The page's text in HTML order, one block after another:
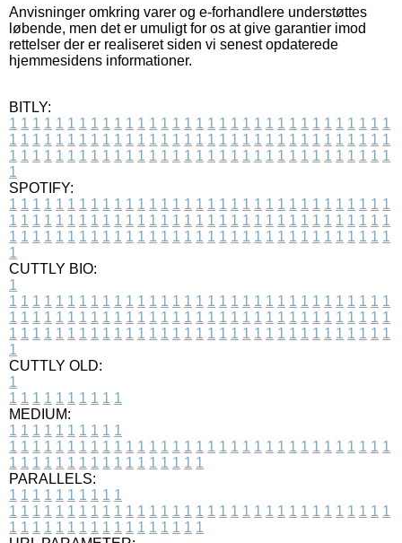
Anvisninger omkring varer og e-forhandlere understøttes
løbende, men det er umuligt for os at give garantier imod
rettelser der er realiseret siden vi senest opdaterede
hjemmesidens informationer.
BITLY:
1 1 1 1 1 1 1 1 1 1 1 1 1 1 1 1 1 1 1 1 1 1 1 1 1 1 1 1 1 1 1 1 1
1 1 1 1 1 1 1 1 1 1 1 1 1 1 1 1 1 1 1 1 1 1 1 1 1 1 1 1 1 1 1 1 1
1 1 1 1 1 1 1 1 1 1 1 1 1 1 1 1 1 1 1 1 1 1 1 1 1 1 1 1 1 1 1 1 1
1
SPOTIFY:
1 1 1 1 1 1 1 1 1 1 1 1 1 1 1 1 1 1 1 1 1 1 1 1 1 1 1 1 1 1 1 1 1
1 1 1 1 1 1 1 1 1 1 1 1 1 1 1 1 1 1 1 1 1 1 1 1 1 1 1 1 1 1 1 1 1
1 1 1 1 1 1 1 1 1 1 1 1 1 1 1 1 1 1 1 1 1 1 1 1 1 1 1 1 1 1 1 1 1
1
CUTTLY BIO:
1
1 1 1 1 1 1 1 1 1 1 1 1 1 1 1 1 1 1 1 1 1 1 1 1 1 1 1 1 1 1 1 1 1
1 1 1 1 1 1 1 1 1 1 1 1 1 1 1 1 1 1 1 1 1 1 1 1 1 1 1 1 1 1 1 1 1
1 1 1 1 1 1 1 1 1 1 1 1 1 1 1 1 1 1 1 1 1 1 1 1 1 1 1 1 1 1 1 1 1
1
CUTTLY OLD:
1
1 1 1 1 1 1 1 1 1 1
MEDIUM:
1 1 1 1 1 1 1 1 1 1
1 1 1 1 1 1 1 1 1 1 1 1 1 1 1 1 1 1 1 1 1 1 1 1 1 1 1 1 1 1 1 1 1
1 1 1 1 1 1 1 1 1 1 1 1 1 1 1 1 1
PARALLELS:
1 1 1 1 1 1 1 1 1 1
1 1 1 1 1 1 1 1 1 1 1 1 1 1 1 1 1 1 1 1 1 1 1 1 1 1 1 1 1 1 1 1 1
1 1 1 1 1 1 1 1 1 1 1 1 1 1 1 1 1